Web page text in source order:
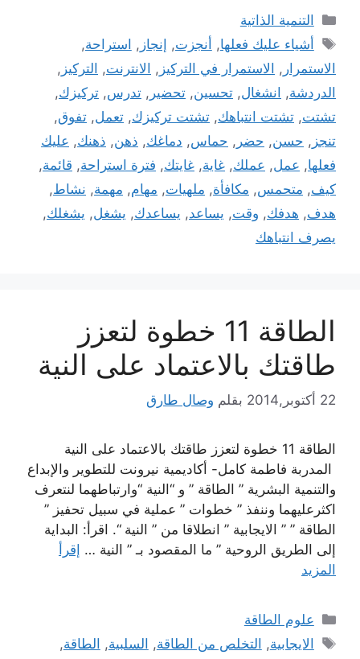
التصنيفات
التنمية الذاتية
الوسوم
أشياء عليك فعلها, أنجزت, إنجاز , استراحة,
الاستمرار , الاستمرار في التركيز , الانترنت, التركيز ,
الدردشة, انشغال, تحسين, تحضير , تدرس, تركيزك,
تشتت, تشتت انتباهك, تشتت تركيزك, تعمل, تفوق,
تنجز , حسن, حضر , حماس, دماغك, ذهن, ذهنك, عليك
فعلها, عمل, عملك, غاية, غايتك, فترة استراحة, قائمة,
كيف, متحمس, مكافأة, ملهيات, مهام, مهمة, نشاط,
هدف, هدفك, وقت, يساعد, يساعدك, يشغل, يشغلك,
يصرف انتباهك
الطاقة 11 خطوة لتعزز
طاقتك بالاعتماد على النية
22 أكتوبر,2014 بقلم وصال طارق
الطاقة 11 خطوة لتعزز طاقتك بالاعتماد على النية
المدربة فاطمة كامل- أكاديمية نيرونت للتطوير والإبداع
والتنمية البشرية ” الطاقة ” و “النية “وارتباطهما لنتعرف
اكثرعليهما وننفذ ” خطوات ” عملية في سبيل تحفيز ”
الطاقة ” ” الايجابية ” انطلاقا من ” النية “. اقرأ: البداية
إلى الطريق الروحية ” ما المقصود بـ ” النية … إقرأ
المزيد
التصنيفات
علوم الطاقة
الوسوم
الايجابية, التخلص من الطاقة, السلبية, الطاقة,